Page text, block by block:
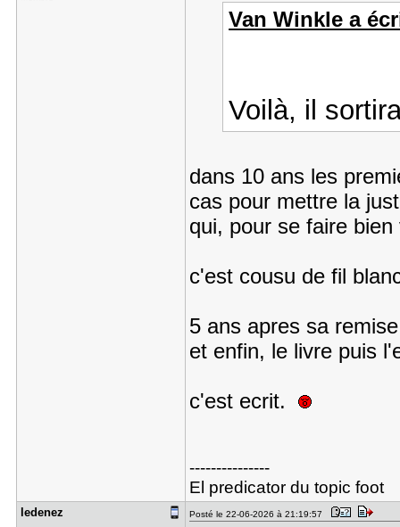
Van Winkle a
Voilà, il
dans 10 ans les
cas pour mettre la
qui, pour se faire
c'est cousu de fil
5 ans apres sa
et enfin, le livre puis
c'est ecrit.
---------------
El predicator du topic foot
ledenez Posté le 22-06-2026 à 21:19:57